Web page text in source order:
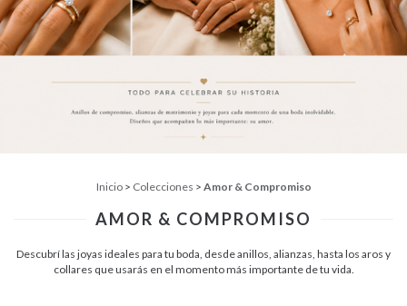
Inicio > Colecciones > Amor & Compromiso
AMOR & COMPROMISO
Descubrí las joyas ideales para tu boda, desde anillos, alianzas, hasta los aros y
collares que usarás en el momento más importante de tu vida.